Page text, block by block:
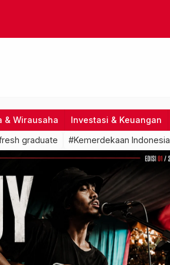
& Wirausaha Investasi & Keuangan
graduate #Kemerdekaan Indonesia